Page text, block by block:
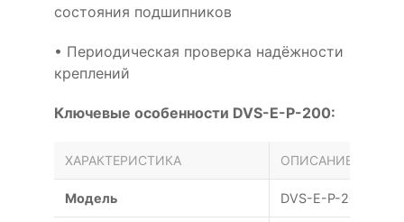
состояния подшипников
• Периодическая проверка надёжности
креплений
Ключевые особенности DVS-E-P-200:
ХАРАКТЕРИСТИКА ОПИСАНИЕ
Модель DVS-E-P-200